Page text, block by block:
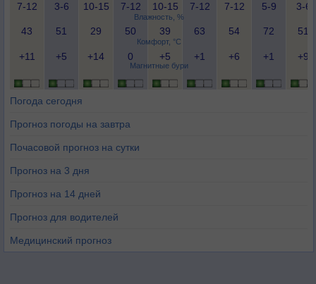
Влажность, %
Комфорт, °C
Магнитные бури
7-12
3-6
10-15
7-12
10-15
7-12
7-12
5-9
3-6
43 51 29 50 39 63 54 72 51
+11 +5 +14 0 +5 +1 +6 +1 +9
Погода сегодня
Прогноз погоды на завтра
Почасовой прогноз на сутки
Прогноз на 3 дня
Прогноз на 14 дней
Прогноз для водителей
Медицинский прогноз